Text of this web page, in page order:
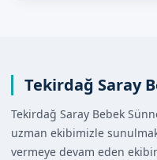
Tekirdağ Saray
Tekirdağ Saray Bebek
uzman ekibimizle
vermeye devam eden